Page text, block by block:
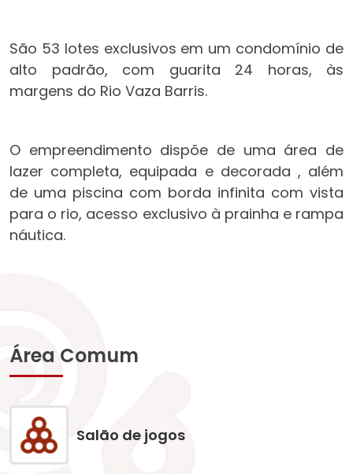
São 53 lotes exclusivos em um condomínio de
alto padrão, com guarita 24 horas, às
margens do Rio Vaza Barris.
O empreendimento dispõe de uma área de
lazer completa, equipada e decorada , além
de uma piscina com borda infinita com vista
para o rio, acesso exclusivo à prainha e rampa
náutica.
Área Comum
Salão de jogos